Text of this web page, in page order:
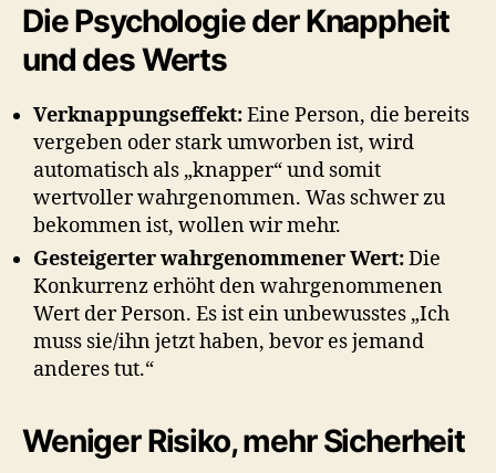
Die Psychologie der Knappheit
und des Werts
Verknappungseffekt:Eine Person, die bereits
vergeben oder stark umworben ist, wird
automatisch als „knapper“ und somit
wertvoller wahrgenommen. Was schwer zu
bekommen ist, wollen wir mehr.
Gesteigerter wahrgenommener Wert:Die
Konkurrenz erhöht den wahrgenommenen
Wert der Person. Es ist ein unbewusstes „Ich
muss sie/ihn jetzt haben, bevor es jemand
anderes tut.“
Weniger Risiko, mehr Sicherheit